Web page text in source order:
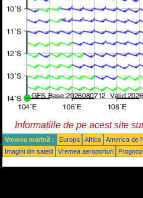
Informațiile de pe acest site
Vremea marină : Europa Africa America de
Imagini din satelit
Vremea aeroporturi